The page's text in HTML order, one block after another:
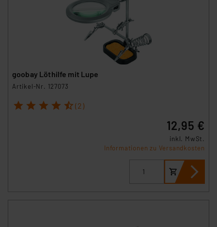
goobay Löthilfe mit Lupe
Artikel-Nr. 127073
1 2 3 4 5 (2)
12,95 €
inkl. MwSt.
Informationen zu Versandkosten